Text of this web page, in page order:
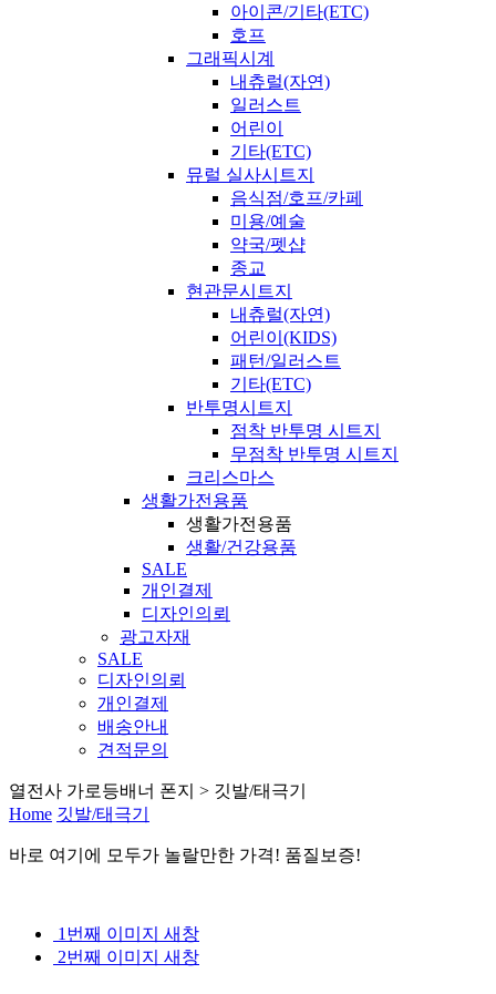
아이콘/기타(ETC)
호프
그래픽시계
내츄럴(자연)
일러스트
어린이
기타(ETC)
뮤럴 실사시트지
음식점/호프/카페
미용/예술
약국/펫샵
종교
현관문시트지
내츄럴(자연)
어린이(KIDS)
패턴/일러스트
기타(ETC)
반투명시트지
점착 반투명 시트지
무점착 반투명 시트지
크리스마스
생활가전용품
생활가전용품
생활/건강용품
SALE
개인결제
디자인의뢰
광고자재
SALE
디자인의뢰
개인결제
배송안내
견적문의
열전사 가로등배너 폰지 > 깃발/태극기
Home 깃발/태극기
바로 여기 에 모두가 놀랄만한 가격! 품질보증!
1번째 이미지 새창
2번째 이미지 새창